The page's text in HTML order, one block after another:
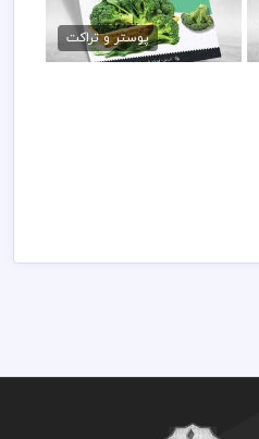
تراکت لایه باز سبزیجات
79,000 تومانپوستر و تراکت